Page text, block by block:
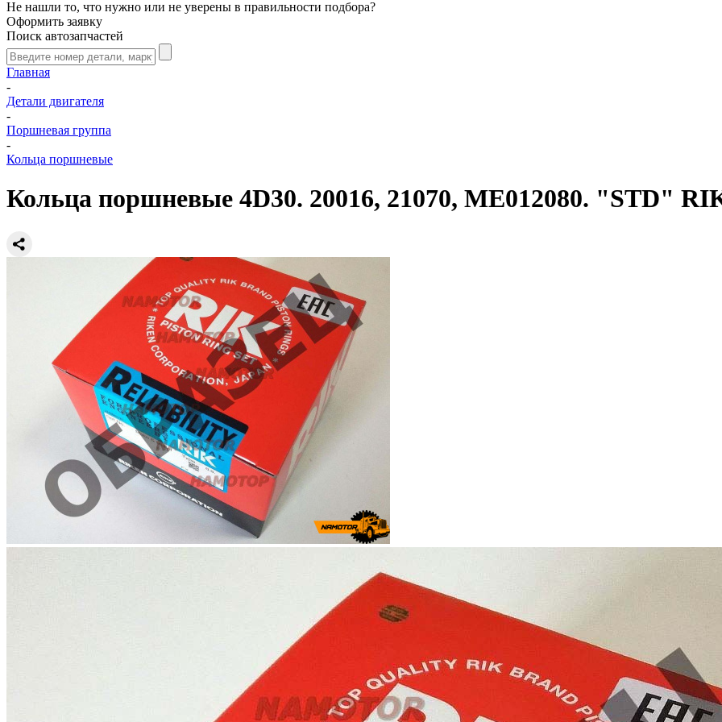
Не нашли то, что нужно или не уверены в правильности подбора?
Оформить заявку
Поиск автозапчастей
Главная
-
Детали двигателя
-
Поршневая группа
-
Кольца поршневые
Кольца поршневые 4D30. 20016, 21070, ME012080. "STD"